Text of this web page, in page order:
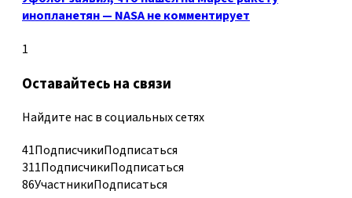
инопланетян — NASA не комментирует
1
Оставайтесь на связи
Найдите нас в социальных сетях
41ПодписчикиПодписаться
311ПодписчикиПодписаться
86УчастникиПодписаться